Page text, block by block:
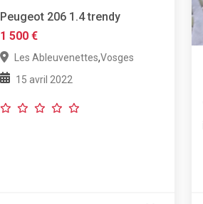
Peugeot 206 1.4 trendy
1 500 €
Les Ableuvenettes,Vosges
15 avril 2022